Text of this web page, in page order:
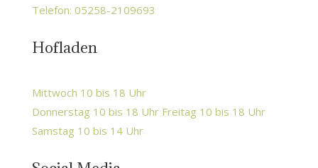
Telefon: 05258-2109693
Hofladen
Mittwoch 10 bis 18 Uhr
Donnerstag 10 bis 18 Uhr Freitag 10 bis 18 Uhr
Samstag 10 bis 14 Uhr